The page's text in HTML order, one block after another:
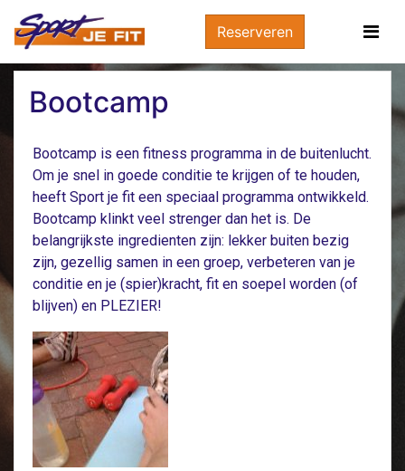
Reserveren
Bootcamp
Bootcamp is een fitness programma in de buitenlucht.
Om je snel in goede conditie te krijgen of te houden,
heeft Sport je fit een speciaal programma ontwikkeld.
Bootcamp klinkt veel strenger dan het is. De
belangrijkste ingredienten zijn: lekker buiten bezig
zijn, gezellig samen in een groep, verbeteren van je
conditie en je (spier)kracht, fit en soepel worden (of
blijven) en PLEZIER!